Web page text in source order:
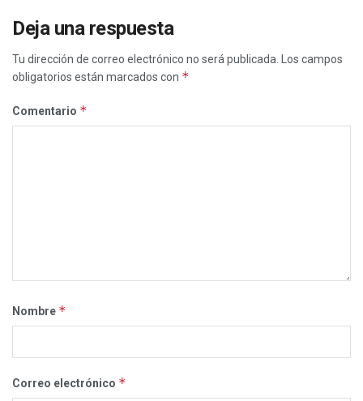
Deja una respuesta
Tu dirección de correo electrónico no será publicada.
Los campos
obligatorios están marcados con *
Comentario *
Nombre *
Correo electrónico *